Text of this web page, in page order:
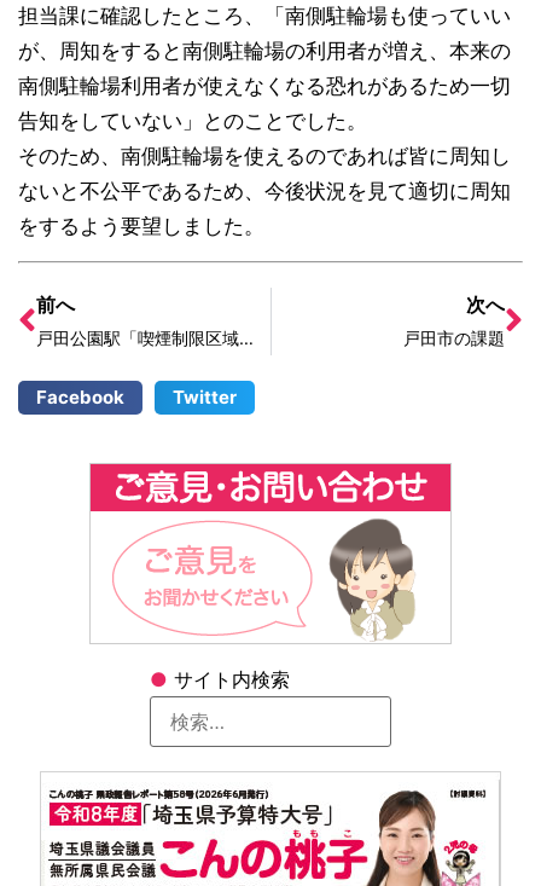
● サイト内検索
担当課に確認したところ、「南側駐輪場も使っていい
が、周知をすると南側駐輪場の利用者が増え、本来の
南側駐輪場利用者が使えなくなる恐れがあるため一切
告知をしていない」とのことでした。
そのため、南側駐輪場を使えるのであれば皆に周知し
ないと不公平であるため、今後状況を見て適切に周知
をするよう要望しました。
前へ
戸田公園駅「喫煙制限区域」スタンプ掲示へ
次へ
戸田市の課題
Facebook Twitter